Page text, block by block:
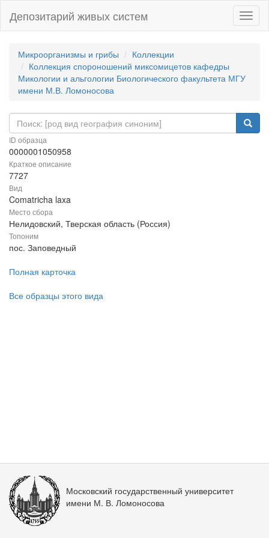
Депозитарий живых систем
Микроорганизмы и грибы
Коллекции
Коллекция спороношений миксомицетов кафедры
Микологии и альгологии Биологического факультета МГУ
имени М.В. Ломоносова
ID образца
0000001050958
Краткое описание
7727
Вид
Comatricha laxa
Место сбора
Нелидовский, Тверская область (Россия)
Топоним
пос. Заповедный
Полная карточка
Все образцы этого вида
Московский государственный университет
имени М. В. Ломоносова